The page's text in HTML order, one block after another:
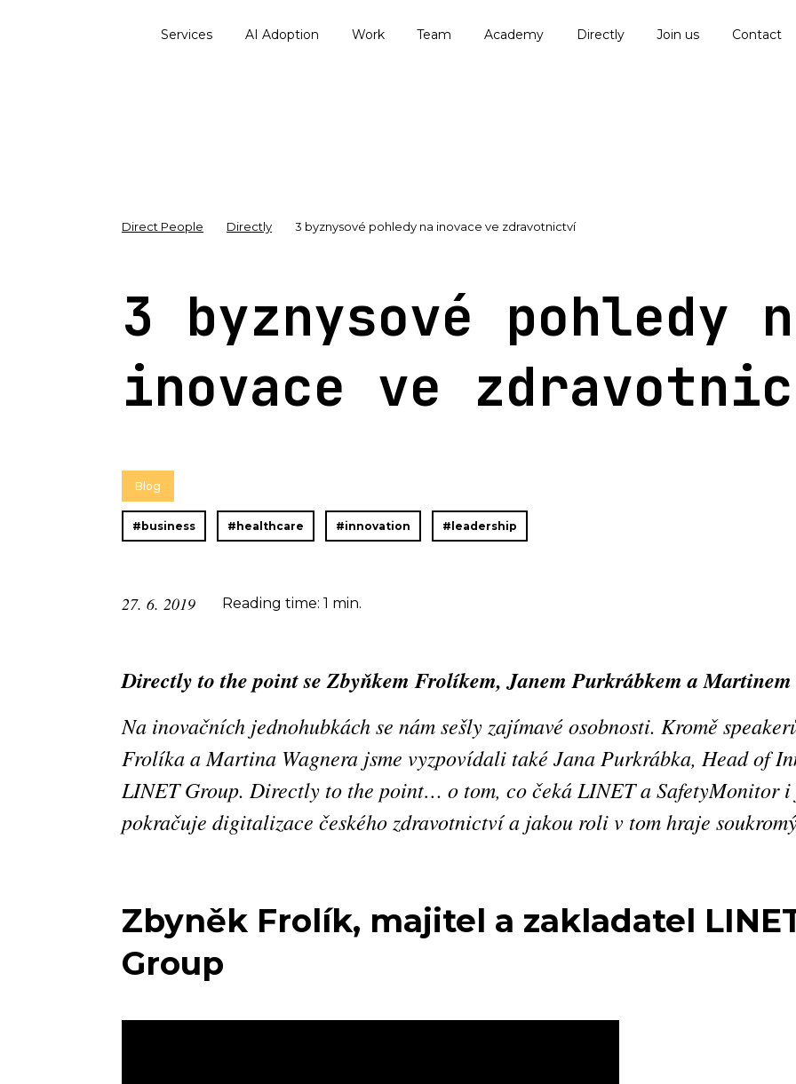
Services AI Adoption Work Team Academy Directly Join us Contact
Direct People Directly 3 byznysové pohledy na inovace ve zdravotnictví
3 byznysové pohledy
inovace ve
Blog
#business #healthcare #innovation #leadership
27. 6. 2019 Reading time: 1 min.
Directly to the point se Zbyňkem Frolíkem, Janem Purkrábkem a Martinem
Na inovačních jednohubkách se nám sešly zajímavé osobnosti. Kromě
Frolíka a Martina Wagnera jsme vyzpovídali také Jana Purkrábka, Head of
LINET Group. Directly to the point… o tom, co čeká LINET a SafetyMonitor
pokračuje digitalizace českého zdravotnictví a jakou roli v tom hraje
Zbyněk Frolík, majitel a zakladatel
Group